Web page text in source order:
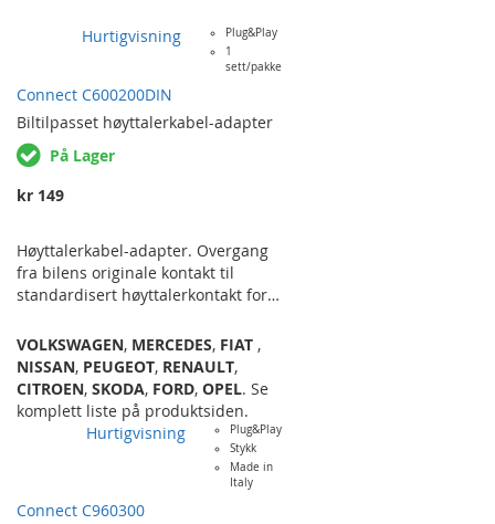
originale radioen går på 24V.
Hurtigvisning
Plug&Play
1
sett/pakke
Connect C600200DIN
Biltilpasset høyttalerkabel-adapter
På Lager
kr 149
Høyttalerkabel-adapter. Overgang
fra bilens originale kontakt til
standardisert høyttalerkontakt for
klippe og lodde ved bytte av
originale høyttalere til
ettermarkedshøyttalere. Selges i
par.
VOLKSWAGEN, MERCEDES, FIAT ,
NISSAN, PEUGEOT, RENAULT,
CITROEN, SKODA, FORD, OPEL. Se
komplett liste på produktsiden.
Hurtigvisning
Plug&Play
Stykk
Made in
Italy
Connect C960300